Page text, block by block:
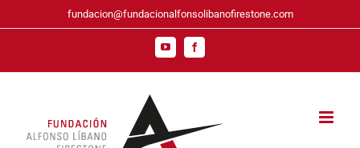
al
fundacion@fundacionalfonsolibanofirestone.com
YouTubeFacebook